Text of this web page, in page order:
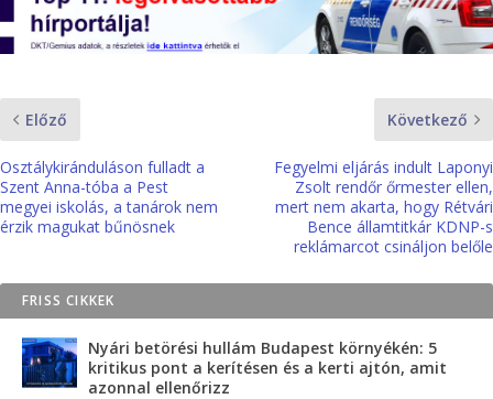
Előző
Osztálykiránduláson fulladt a
Szent Anna-tóba a Pest
megyei iskolás, a tanárok nem
érzik magukat bűnösnek
Következő
Fegyelmi eljárás indult Laponyi
Zsolt rendőr őrmester ellen,
mert nem akarta, hogy Rétvári
Bence államtitkár KDNP-s
reklámarcot csináljon belőle
FRISS CIKKEK
Nyári betörési hullám Budapest környékén: 5
kritikus pont a kerítésen és a kerti ajtón, amit
azonnal ellenőrizz